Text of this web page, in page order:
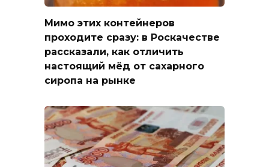
Мимо этих контейнеров
проходите сразу: в Роскачестве
рассказали, как отличить
настоящий мёд от сахарного
сиропа на рынке